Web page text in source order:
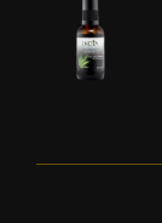
ADD TO
CART
/
DETALLES